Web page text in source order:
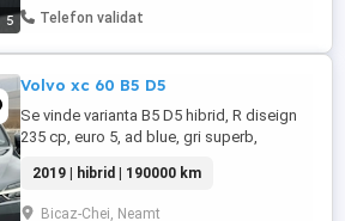
5
intensă. Poate imprima, copia, scana și
Format ...
Telefon validat
Volvo xc 60 B5 D5
Se vinde varianta B5 D5 hibrid, R diseign
235 cp, euro 5, ad blue, gri superb,
garaj, piele, no fumator rulata f putin in Ro,
jante 19", perfecta.
2019 | hibrid | 190000 km
Bicaz-Chei, Neamt